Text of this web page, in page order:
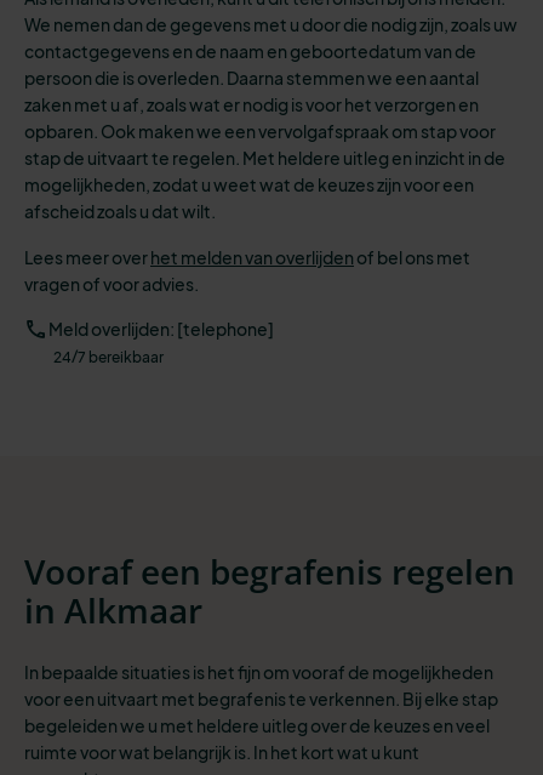
We nemen dan de gegevens met u door die nodig zijn, zoals uw
contactgegevens en de naam en geboortedatum van de
persoon die is overleden. Daarna stemmen we een aantal
zaken met u af, zoals wat er nodig is voor het verzorgen en
opbaren. Ook maken we een vervolgafspraak om stap voor
stap de uitvaart te regelen. Met heldere uitleg en inzicht in de
mogelijkheden, zodat u weet wat de keuzes zijn voor een
afscheid zoals u dat wilt.
Lees meer overhet melden van overlijden of bel ons met
vragen of voor advies.
Meld overlijden: [telephone]
24/7 bereikbaar
Vooraf een begrafenis regelen
in Alkmaar
In bepaalde situaties is het fijn om vooraf de mogelijkheden
voor een uitvaart met begrafenis te verkennen. Bij elke stap
begeleiden we u met heldere uitleg over de keuzes en veel
ruimte voor wat belangrijk is. In het kort wat u kunt